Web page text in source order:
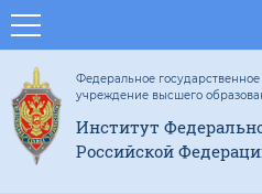
Федеральное
учреждение высшего
Институт
Российской